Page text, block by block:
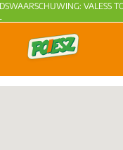
VALESS